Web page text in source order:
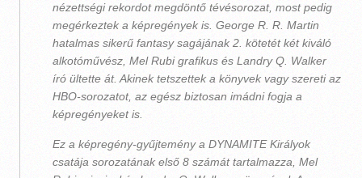
nézettségi rekordot megdöntő tévésorozat, most pedig
megérkeztek a képregények is. George R. R. Martin
hatalmas sikerű fantasy sagájának 2. kötetét két kiváló
alkotóművész, Mel Rubi grafikus és Landry Q. Walker
író ültette át. Akinek tetszettek a könyvek vagy szereti az
HBO-sorozatot, az egész biztosan imádni fogja a
képregényeket is.
Ez a képregény-gyűjtemény a DYNAMITE Királyok
csatája sorozatának első 8 számát tartalmazza, Mel